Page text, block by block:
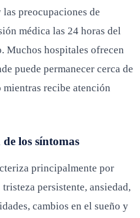
preocupaciones de
médica las 24 horas del
Muchos hospitales ofrecen
puede permanecer cerca de
recibe atención
los síntomas
principalmente por
persistente, ansiedad,
cambios en el sueño y